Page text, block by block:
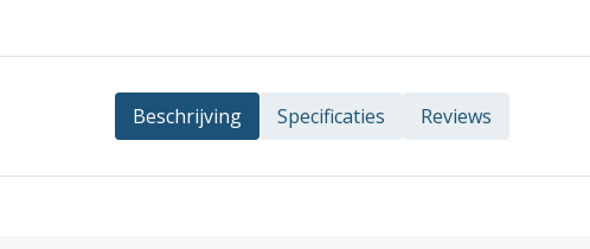
Beschrijving Specificaties Reviews